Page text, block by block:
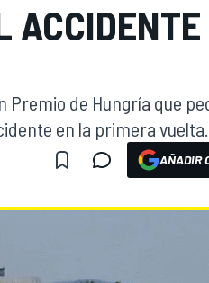
Premio de Hungría que
en la primera vuelta.
AÑADIR